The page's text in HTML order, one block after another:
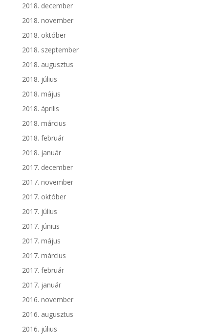
2018. december
2018. november
2018. október
2018. szeptember
2018. augusztus
2018. július
2018. május
2018. április
2018. március
2018. február
2018. január
2017. december
2017. november
2017. október
2017. július
2017. június
2017. május
2017. március
2017. február
2017. január
2016. november
2016. augusztus
2016. július